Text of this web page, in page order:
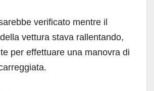
verificato mentre il
vettura stava rallentando,
per effettuare una manovra di